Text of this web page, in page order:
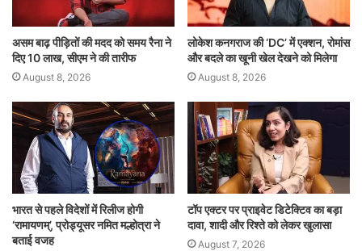
असम बाढ़ पीड़ितों की मदद को समय रैना ने
दिए 10 लाख, सीएम ने की तारीफ
August 8, 2026
लोकेश कनगराज की ‘DC’ में एक्शन, रोमांस
और बदले का खूनी खेल देखने को मिलेगा
August 8, 2026
भारत से पहले विदेशों में रिलीज होगी
‘रामायणम्’, प्रोड्यूसर नमित मल्होत्रा ने
बताई वजह
टॉप एक्टर पर प्राइवेट डिटेक्टिव का बड़ा
दावा, शादी और रिश्ते को लेकर खुलासा
August 7, 2026